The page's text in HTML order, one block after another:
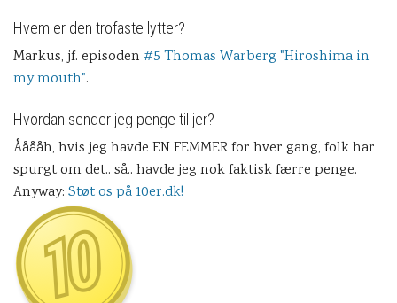
Hvem er den trofaste lytter?
Markus, jf. episoden #5 Thomas Warberg "Hiroshima in
my mouth".
Hvordan sender jeg penge til jer?
Ååååh, hvis jeg havde EN FEMMER for hver gang, folk har
spurgt om det.. så.. havde jeg nok faktisk færre penge.
Anyway: Støt os på 10er.dk!